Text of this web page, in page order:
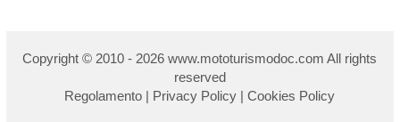
Copyright © 2010 - 2026 www.mototurismodoc.com All rights
reserved
Regolamento | Privacy Policy |Cookies Policy